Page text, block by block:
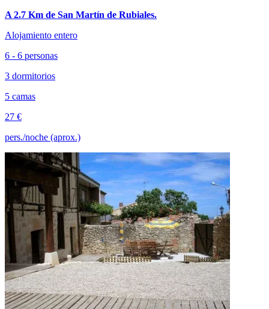
A 2.7 Km de San Martín de Rubiales.
Alojamiento entero
6 - 6 personas
3 dormitorios
5 camas
27 €
pers./noche (aprox.)